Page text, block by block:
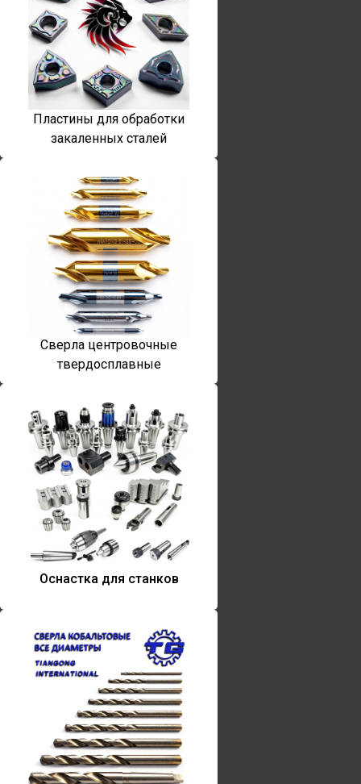
Пластины для обработки
закаленных сталей
Сверла центровочные
твердосплавные
Оснастка для станков